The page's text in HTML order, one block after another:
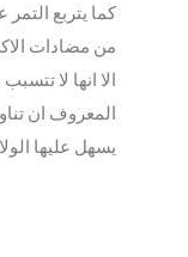
كما يتربع
من مضادات
الا انها لا
المعروف ان
يسهل عليها